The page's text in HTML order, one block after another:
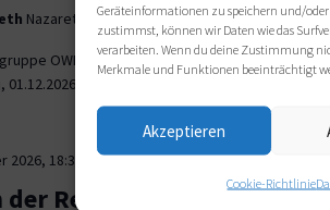
Geräteinformationen zu speichern und/
zustimmst, können wir Daten wie das
verarbeiten. Wenn du deine Zustimmung
Merkmale und Funktionen beeinträchtigt
Akzeptieren
Cookie-Richtlinie
Nazarethweg 5, Bielefeld
OWL trifft sich wie gewohnt im Haus
01.12.2026 jeweils von 19 bis 21 Uhr.
18:30 21:30
der Regionalgruppe